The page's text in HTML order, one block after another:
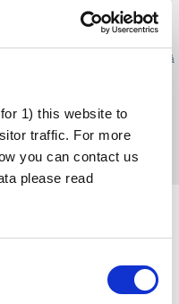
1) this website to
traffic. For more
you can contact us
please read
taustalla olevat teoriat ovat
keskustelun kautta. Tutkijat
mitkä ovat hyväksyttyjä
Valitettavasti tutkijat
kun he ovat päässeet
asiasta.